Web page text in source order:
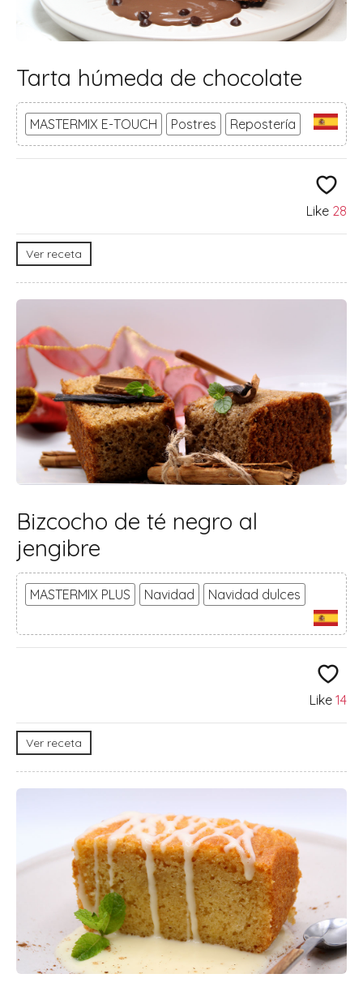
Tarta húmeda de chocolate
MASTERMIX E-TOUCH Postres Repostería
Like 28
Ver receta
Bizcocho de té negro al
jengibre
MASTERMIX PLUS Navidad Navidad dulces
Like 14
Ver receta